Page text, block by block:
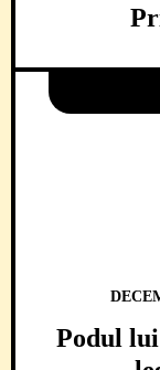
Podul